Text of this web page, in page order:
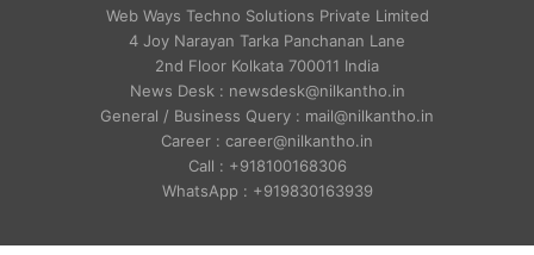
Web Ways Techno Solutions Private Limited
4 Joy Narayan Tarka Panchanan Lane
2nd Floor Kolkata 700011 India
News Desk : newsdesk@nilkantho.in
General / Business Query : mail@nilkantho.in
Career : career@nilkantho.in
Call : +918100168306
WhatsApp : +919830163939